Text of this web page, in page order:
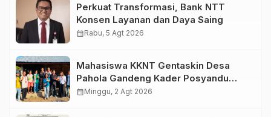
Perkuat Transformasi, Bank NTT
Konsen Layanan dan Daya Saing
calendar_monthRabu, 5 Agt 2026
Mahasiswa KKNT Gentaskin Desa
Pahola Gandeng Kader Posyandu
Bagikan PMT untuk Anak Stunting dan
calendar_monthMinggu, 2 Agt 2026